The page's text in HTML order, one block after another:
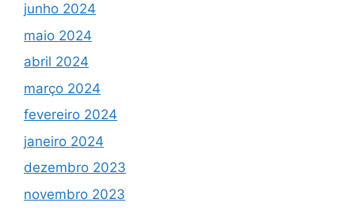
junho 2024
maio 2024
abril 2024
março 2024
fevereiro 2024
janeiro 2024
dezembro 2023
novembro 2023